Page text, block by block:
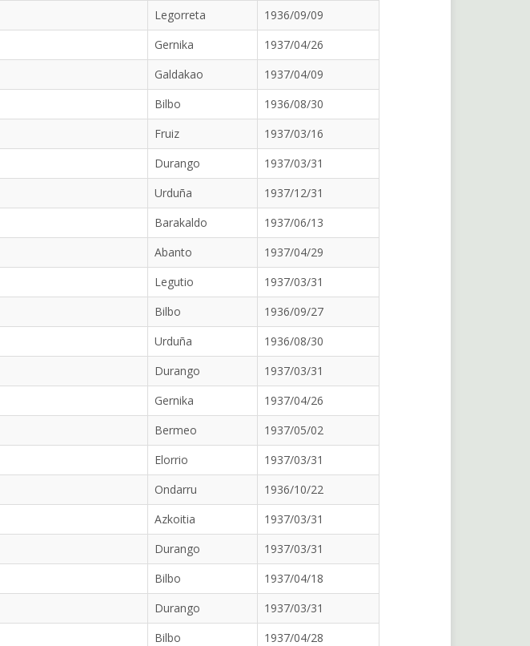
Legorreta
1936/09/09
Gernika
1937/04/26
Galdakao
1937/04/09
Bilbo
1936/08/30
Fruiz
1937/03/16
Durango
1937/03/31
Urduña
1937/12/31
Barakaldo
1937/06/13
Abanto
1937/04/29
Legutio
1937/03/31
Bilbo
1936/09/27
Urduña
1936/08/30
Durango
1937/03/31
Gernika
1937/04/26
Bermeo
1937/05/02
Elorrio
1937/03/31
Ondarru
1936/10/22
Azkoitia
1937/03/31
Durango
1937/03/31
Bilbo
1937/04/18
Durango
1937/03/31
Bilbo
1937/04/28